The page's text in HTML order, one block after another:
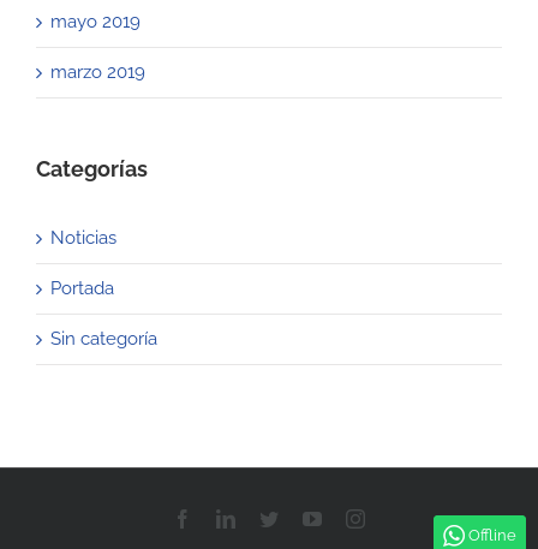
mayo 2019
marzo 2019
Categorías
Noticias
Portada
Sin categoría
FacebookLinkedInTwitterYouTubeInstagram
Offline